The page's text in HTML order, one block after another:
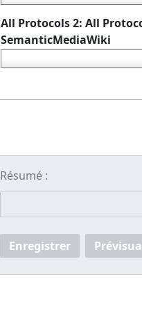
All Protocols 2: All
SemanticMediaWiki
Résumé :
Enregistrer